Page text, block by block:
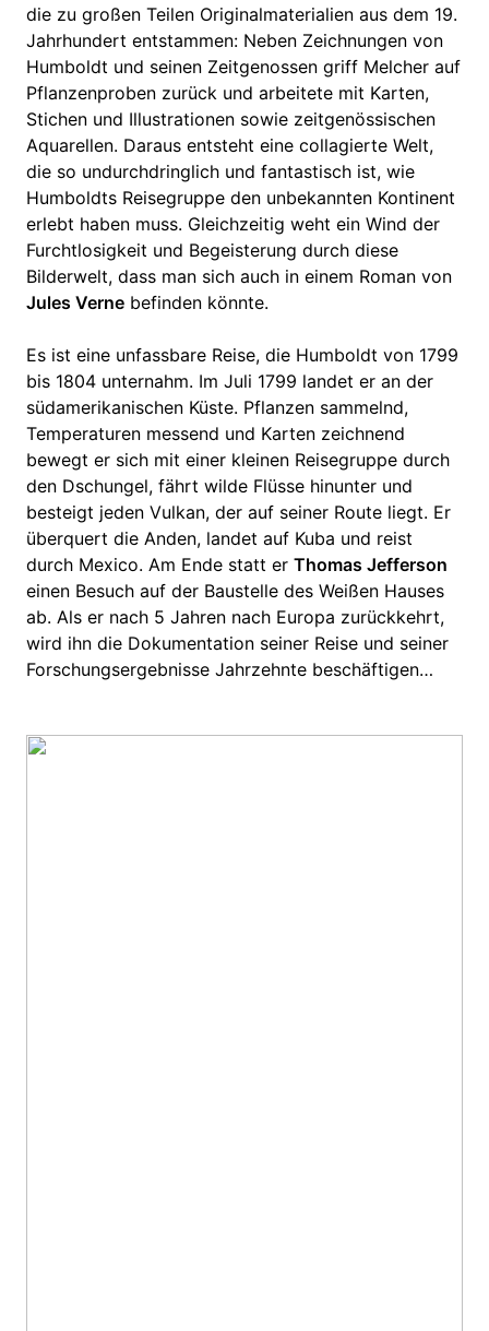
die zu großen Teilen Originalmaterialien aus dem 19.
Jahrhundert entstammen: Neben Zeichnungen von
Humboldt und seinen Zeitgenossen griff Melcher auf
Pflanzenproben zurück und arbeitete mit Karten,
Stichen und Illustrationen sowie zeitgenössischen
Aquarellen. Daraus entsteht eine collagierte Welt,
die so undurchdringlich und fantastisch ist, wie
Humboldts Reisegruppe den unbekannten Kontinent
erlebt haben muss. Gleichzeitig weht ein Wind der
Furchtlosigkeit und Begeisterung durch diese
Bilderwelt, dass man sich auch in einem Roman von
Jules Verne befinden könnte.
Es ist eine unfassbare Reise, die Humboldt von 1799
bis 1804 unternahm. Im Juli 1799 landet er an der
südamerikanischen Küste. Pflanzen sammelnd,
Temperaturen messend und Karten zeichnend
bewegt er sich mit einer kleinen Reisegruppe durch
den Dschungel, fährt wilde Flüsse hinunter und
besteigt jeden Vulkan, der auf seiner Route liegt. Er
überquert die Anden, landet auf Kuba und reist
durch Mexico. Am Ende statt er Thomas Jefferson
einen Besuch auf der Baustelle des Weißen Hauses
ab. Als er nach 5 Jahren nach Europa zurückkehrt,
wird ihn die Dokumentation seiner Reise und seiner
Forschungsergebnisse Jahrzehnte beschäftigen…